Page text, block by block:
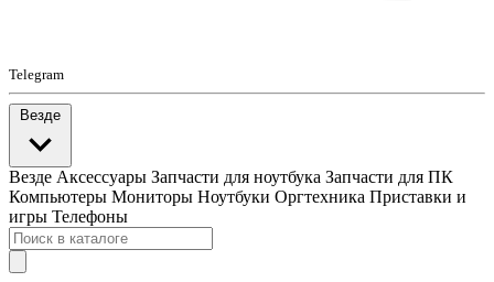
Telegram
Везде
Везде Аксессуары Запчасти для ноутбука Запчасти для ПК
Компьютеры Мониторы Ноутбуки Оргтехника Приставки и
игры Телефоны